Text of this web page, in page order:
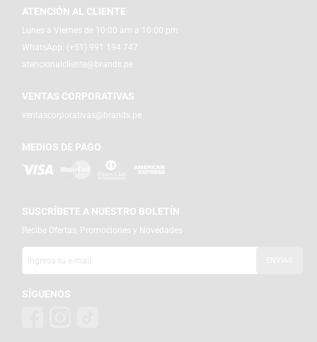
ATENCIÓN AL CLIENTE
Lunes a Viernes de 10:00 am a 10:00 pm
WhatsApp: (+51) 991 194 747
atencionalcliente@brands.pe
VENTAS CORPORATIVAS
ventascorporativas@brands.pe
MEDIOS DE PAGO
SUSCRÍBETE A NUESTRO BOLETÍN
Recibe Ofertas, Promociones y Novedades
SÍGUENOS